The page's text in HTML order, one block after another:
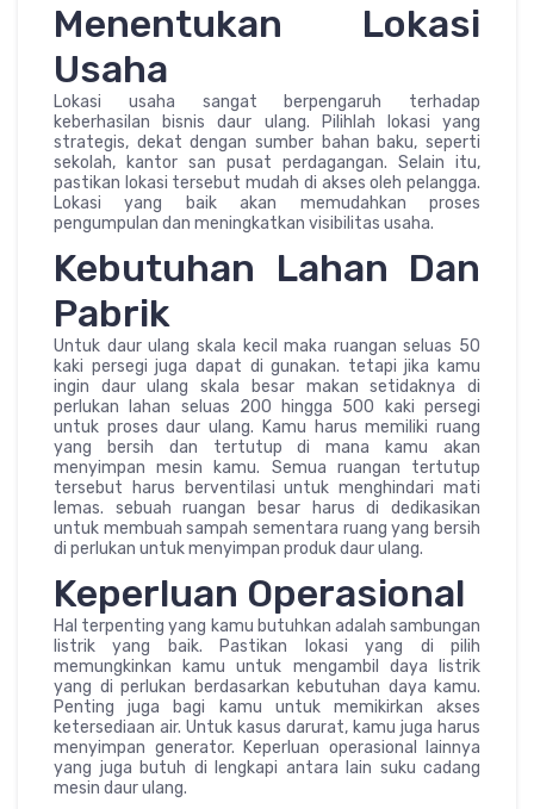
Menentukan Lokasi
Usaha
Lokasi usaha sangat berpengaruh terhadap
keberhasilan bisnis daur ulang. Pilihlah lokasi yang
strategis, dekat dengan sumber bahan baku, seperti
sekolah, kantor san pusat perdagangan. Selain itu,
pastikan lokasi tersebut mudah di akses oleh pelangga.
Lokasi yang baik akan memudahkan proses
pengumpulan dan meningkatkan visibilitas usaha.
Kebutuhan Lahan Dan
Pabrik
Untuk daur ulang skala kecil maka ruangan seluas 50
kaki persegi juga dapat di gunakan. tetapi jika kamu
ingin daur ulang skala besar makan setidaknya di
perlukan lahan seluas 200 hingga 500 kaki persegi
untuk proses daur ulang. Kamu harus memiliki ruang
yang bersih dan tertutup di mana kamu akan
menyimpan mesin kamu. Semua ruangan tertutup
tersebut harus berventilasi untuk menghindari mati
lemas. sebuah ruangan besar harus di dedikasikan
untuk membuah sampah sementara ruang yang bersih
di perlukan untuk menyimpan produk daur ulang.
Keperluan Operasional
Hal terpenting yang kamu butuhkan adalah sambungan
listrik yang baik. Pastikan lokasi yang di pilih
memungkinkan kamu untuk mengambil daya listrik
yang di perlukan berdasarkan kebutuhan daya kamu.
Penting juga bagi kamu untuk memikirkan akses
ketersediaan air. Untuk kasus darurat, kamu juga harus
menyimpan generator. Keperluan operasional lainnya
yang juga butuh di lengkapi antara lain suku cadang
mesin daur ulang.